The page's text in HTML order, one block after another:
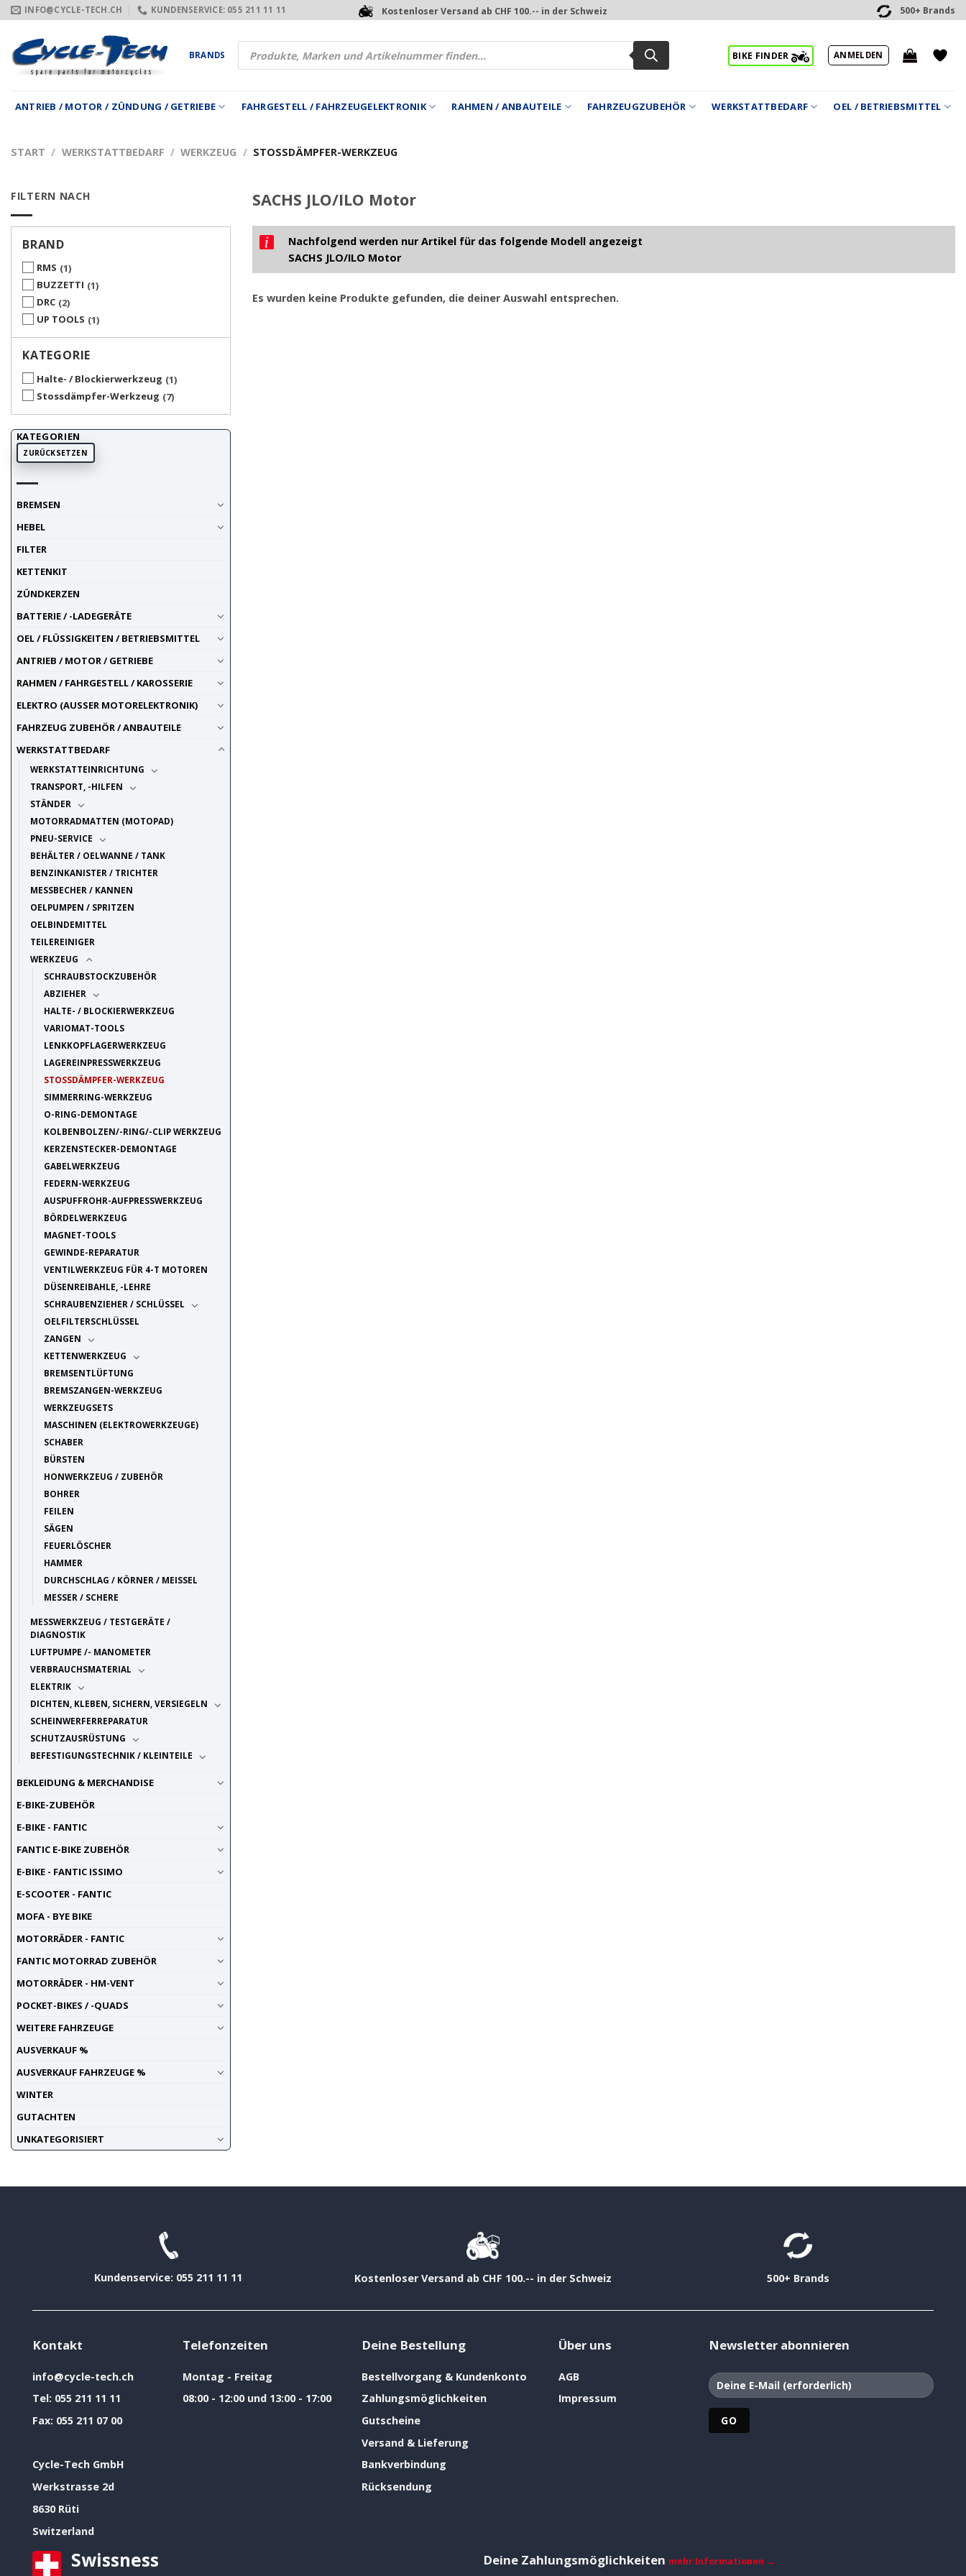
Zum
Inhalt
springen
INFO@CYCLE-TECH.CH KUNDENSERVICE: 055 211 11 11 Kostenloser Versand ab CHF 100.-- in der Schweiz 500+ Brands
BRANDS
Products
search
BIKE FINDER ANMELDEN
ANTRIEB / MOTOR / ZÜNDUNG / GETRIEBE FAHRGESTELL / FAHRZEUGELEKTRONIK RAHMEN / ANBAUTEILE FAHRZEUGZUBEHÖR WERKSTATTBEDARF OEL / BETRIEBSMITTEL
START / WERKSTATTBEDARF / WERKZEUG / STOSSDÄMPFER-WERKZEUG
FILTERN NACH
BRAND
RMS 1
BUZZETTI 1
DRC 2
UP TOOLS 1
KATEGORIE
Halte- / Blockierwerkzeug 1
Stossdämpfer-Werkzeug
7
KATEGORIEN
ZURÜCKSETZEN
BREMSEN
HEBEL
FILTER
KETTENKIT
ZÜNDKERZEN
BATTERIE / -LADEGERÄTE
OEL / FLÜSSIGKEITEN / BETRIEBSMITTEL
ANTRIEB / MOTOR / GETRIEBE
RAHMEN / FAHRGESTELL / KAROSSERIE
ELEKTRO (AUSSER MOTORELEKTRONIK)
FAHRZEUG ZUBEHÖR / ANBAUTEILE
WERKSTATTBEDARF
WERKSTATTEINRICHTUNG
TRANSPORT, -HILFEN
STÄNDER
MOTORRADMATTEN (MOTOPAD)
PNEU-SERVICE
BEHÄLTER / OELWANNE / TANK
BENZINKANISTER / TRICHTER
MESSBECHER / KANNEN
OELPUMPEN / SPRITZEN
OELBINDEMITTEL
TEILEREINIGER
WERKZEUG
SCHRAUBSTOCKZUBEHÖR
ABZIEHER
HALTE- / BLOCKIERWERKZEUG
VARIOMAT-TOOLS
LENKKOPFLAGERWERKZEUG
LAGEREINPRESSWERKZEUG
STOSSDÄMPFER-WERKZEUG
SIMMERRING-WERKZEUG
O-RING-DEMONTAGE
KOLBENBOLZEN/-RING/-CLIP WERKZEUG
KERZENSTECKER-DEMONTAGE
GABELWERKZEUG
FEDERN-WERKZEUG
AUSPUFFROHR-AUFPRESSWERKZEUG
BÖRDELWERKZEUG
MAGNET-TOOLS
GEWINDE-REPARATUR
VENTILWERKZEUG FÜR 4-T MOTOREN
DÜSENREIBAHLE, -LEHRE
SCHRAUBENZIEHER / SCHLÜSSEL
OELFILTERSCHLÜSSEL
ZANGEN
KETTENWERKZEUG
BREMSENTLÜFTUNG
BREMSZANGEN-WERKZEUG
WERKZEUGSETS
MASCHINEN (ELEKTROWERKZEUGE)
SCHABER
BÜRSTEN
HONWERKZEUG / ZUBEHÖR
BOHRER
FEILEN
SÄGEN
FEUERLÖSCHER
HAMMER
DURCHSCHLAG / KÖRNER / MEISSEL
MESSER / SCHERE
MESSWERKZEUG / TESTGERÄTE /
DIAGNOSTIK
LUFTPUMPE /- MANOMETER
VERBRAUCHSMATERIAL
ELEKTRIK
DICHTEN, KLEBEN, SICHERN, VERSIEGELN
SCHEINWERFERREPARATUR
SCHUTZAUSRÜSTUNG
BEFESTIGUNGSTECHNIK / KLEINTEILE
BEKLEIDUNG & MERCHANDISE
E-BIKE-ZUBEHÖR
E-BIKE - FANTIC
FANTIC E-BIKE ZUBEHÖR
E-BIKE - FANTIC ISSIMO
E-SCOOTER - FANTIC
MOFA - BYE BIKE
MOTORRÄDER - FANTIC
FANTIC MOTORRAD ZUBEHÖR
MOTORRÄDER - HM-VENT
POCKET-BIKES / -QUADS
WEITERE FAHRZEUGE
AUSVERKAUF %
AUSVERKAUF FAHRZEUGE %
WINTER
GUTACHTEN
UNKATEGORISIERT
SACHS JLO/ILO Motor
Nachfolgend werden nur Artikel für das folgende Modell angezeigt
SACHS JLO/ILO Motor
Es wurden keine Produkte gefunden, die deiner Auswahl entsprechen.
Kundenservice: 055 211 11 11 Kostenloser Versand ab CHF 100.-- in der Schweiz 500+ Brands
Kontakt
info@cycle-tech.ch
Tel: 055 211 11 11
Fax: 055 211 07 00
Cycle-Tech GmbH
Werkstrasse 2d
8630 Rüti
Switzerland
Telefonzeiten
Montag - Freitag
08:00 - 12:00 und 13:00 - 17:00
Deine Bestellung
Bestellvorgang & Kundenkonto
Zahlungsmöglichkeiten
Gutscheine
Versand & Lieferung
Bankverbindung
Rücksendung
Über uns
AGB
Impressum
Newsletter abonnieren
Swissness Deine Zahlungsmöglichkeiten mehr Informationen →